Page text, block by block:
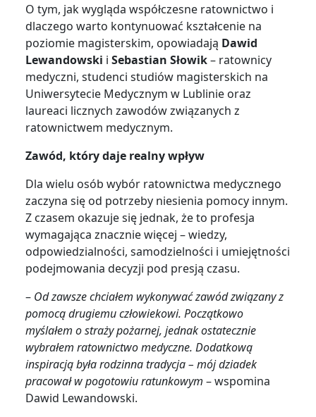
O tym, jak wygląda współczesne ratownictwo i
dlaczego warto kontynuować kształcenie na
poziomie magisterskim, opowiadają Dawid
Lewandowski i Sebastian Słowik– ratownicy
medyczni, studenci studiów magisterskich na
Uniwersytecie Medycznym w Lublinie oraz
laureaci licznych zawodów związanych z
ratownictwem medycznym.
Zawód, który daje realny wpływ
Dla wielu osób wybór ratownictwa medycznego
zaczyna się od potrzeby niesienia pomocy innym.
Z czasem okazuje się jednak, że to profesja
wymagająca znacznie więcej – wiedzy,
odpowiedzialności, samodzielności i umiejętności
podejmowania decyzji pod presją czasu.
– Od zawsze chciałem wykonywać zawód związany z
pomocą drugiemu człowiekowi. Początkowo
myślałem o straży pożarnej, jednak ostatecznie
wybrałem ratownictwo medyczne. Dodatkową
inspiracją była rodzinna tradycja – mój dziadek
pracował w pogotowiu ratunkowym – wspomina
Dawid Lewandowski.